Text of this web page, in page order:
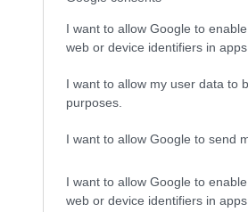
I want to allow Google to
web or device identifiers in apps.
I want to allow my user data to
purposes.
I want to allow Google to send
I want to allow Google to
web or device identifiers in apps.